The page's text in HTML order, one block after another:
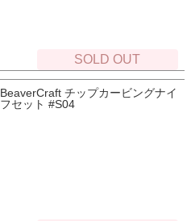
SOLD OUT
BeaverCraft チップカービングナイ
フセット #S04